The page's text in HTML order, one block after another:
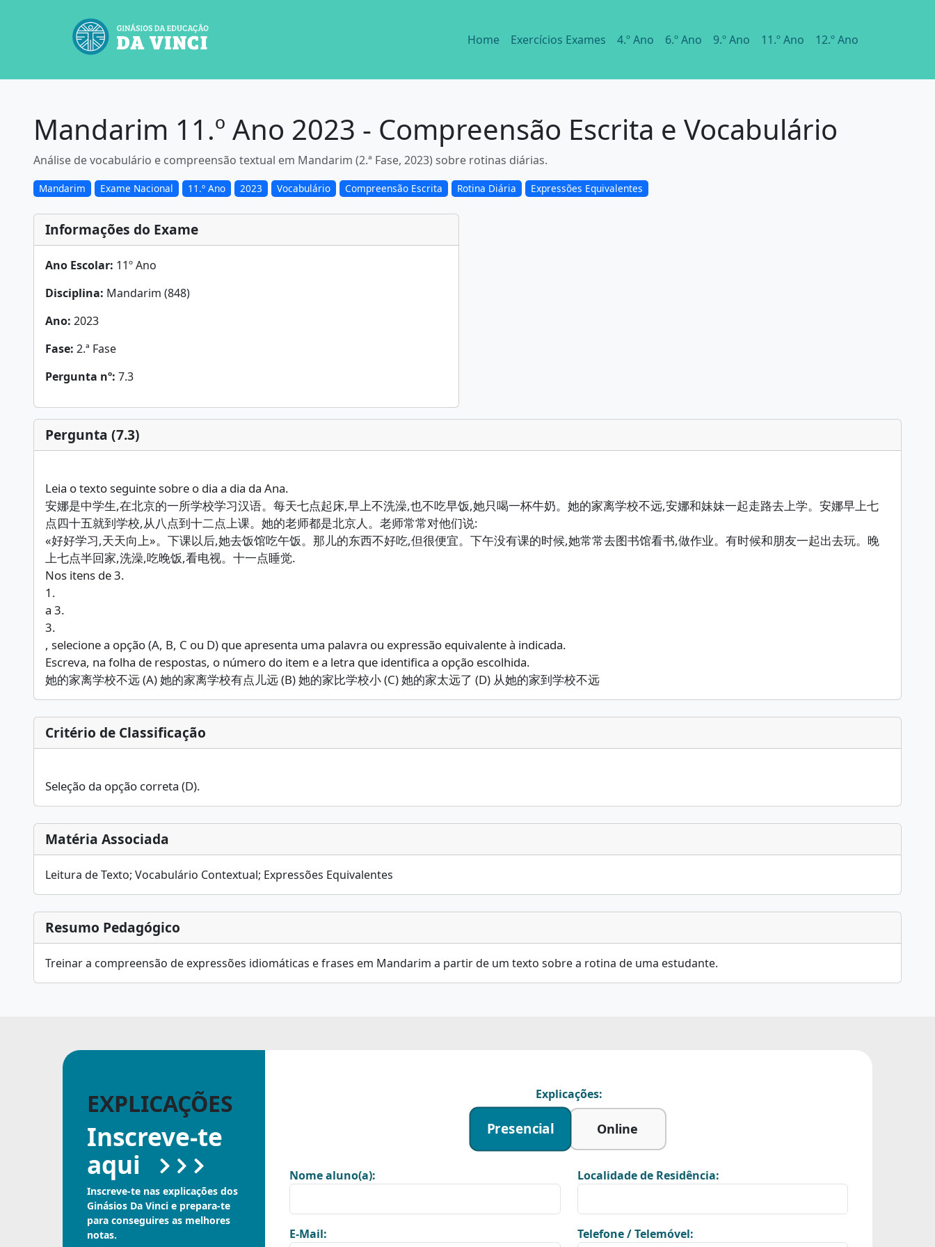
Home Exercícios Exames 4.º Ano 6.º Ano 9.º Ano 11.º Ano 12.º Ano
Mandarim 11.º Ano 2023 - Compreensão Escrita e Vocabulário
Análise de vocabulário e compreensão textual em Mandarim (2.ª Fase, 2023) sobre rotinas diárias.
Mandarim Exame Nacional 11.º Ano 2023 Vocabulário Compreensão Escrita Rotina Diária Expressões Equivalentes
Informações do Exame
Ano Escolar: 11º Ano
Disciplina: Mandarim (848)
Ano: 2023
Fase: 2.ª Fase
Pergunta nº: 7.3
Pergunta (7.3)
Leia o texto seguinte sobre o dia a dia da Ana.
安娜是中学生,在北京的一所学校学习汉语。每天七点起床,早上不洗澡,也不吃早饭,她只喝一杯牛奶。她的家离学校不远,安娜和妹妹一起走路去上学。安娜早上七
点四十五就到学校,从八点到十二点上课。她的老师都是北京人。老师常常对他们说:
«好好学习,天天向上»。下课以后,她去饭馆吃午饭。那儿的东西不好吃,但很便宜。下午没有课的时候,她常常去图书馆看书,做作业。有时候和朋友一起出去玩。晚
上七点半回家,洗澡,吃晚饭,看电视。十一点睡觉.
Nos itens de 3.
1.
a 3.
3.
, selecione a opção (A, B, C ou D) que apresenta uma palavra ou expressão equivalente à indicada.
Escreva, na folha de respostas, o número do item e a letra que identifica a opção escolhida.
她的家离学校不远 (A) 她的家离学校有点儿远 (B) 她的家比学校小 (C) 她的家太远了 (D) 从她的家到学校不远
Critério de Classificação
Seleção da opção correta (D).
Matéria Associada
Leitura de Texto; Vocabulário Contextual; Expressões Equivalentes
Resumo Pedagógico
Treinar a compreensão de expressões idiomáticas e frases em Mandarim a partir de um texto sobre a rotina de uma estudante.
EXPLICAÇÕES
Inscreve-te
aqui
Inscreve-te nas explicações dos
Ginásios Da Vinci e prepara-te
para conseguires as melhores
notas.
Explicações:
Presencial Online
Nome aluno(a): Localidade de Residência:
E-Mail: Telefone / Telemóvel: